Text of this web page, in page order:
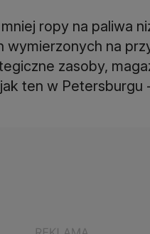
ropy na paliwa
na
zasoby,
ten w Petersburgu